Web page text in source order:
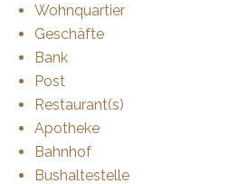
Wohnquartier
Geschäfte
Bank
Post
Restaurant(s)
Apotheke
Bahnhof
Bushaltestelle